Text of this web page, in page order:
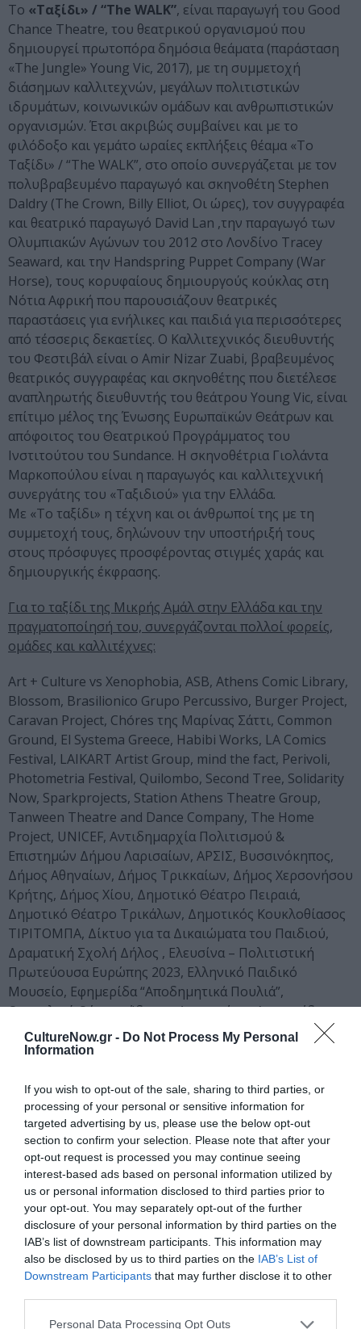
CultureNow.gr - Do Not Process My Personal
Information
If you wish to opt-out of the sale, sharing to third parties, or
processing of your personal or sensitive information for
targeted advertising by us, please use the below opt-out
section to confirm your selection. Please note that after your
opt-out request is processed you may continue seeing
interest-based ads based on personal information utilized by
us or personal information disclosed to third parties prior to
your opt-out. You may separately opt-out of the further
disclosure of your personal information by third parties on the
IAB’s list of downstream participants. This information may
also be disclosed by us to third parties on the IAB’s List of
Downstream Participants that may further disclose it to other
Personal Data Processing Opt Outs
Το «Ταξίδι» / “Τhe WALK”, είναι παραγωγή του Good
Chance Theatre, του θεατρικού οργανισμού που
δημιουργεί πρωτοπόρα δημόσια θεάματα (παράσταση
«The Jungle» Young Vic, 2017), με τη συμμετοχή
διάσημων καλλιτεχνών, μεγάλων πολιτιστικών
ιδρυμάτων, κοινωνικών ομάδων και ανθρωπιστικών
οργανισμών. Έτσι ακριβώς συμβαίνει και με το
φιλόδοξο και γεμάτο ωραίες εκπλήξεις θέαμα «Το
Ταξίδι» / “Τhe WALK”, στο οποίο συνεργάζεται με τoν
πολυβραβευμένο παραγωγό και σκηνοθέτη Stephen
Daldry (Τhe Crown, Billy Elliot, Οι ώρες), τoν συγγραφέα
και θεατρικό παραγωγό David Lan ,την παραγωγό των
Ολυμπιακών Αγώνων του 2012 στο Λονδίνο Tracey
Seaward, και την Handspring Puppet Company (War
Horse), τους κορυφαίους δημιουργούς κούκλας στη
Νότια Αφρική που παρουσιάζουν θεατρικές
παραστάσεις για ενήλικες και παιδιά για περισσότερες
από τέσσερις δεκαετίες. Ο Καλλιτεχνικός διευθυντής
του Φεστιβάλ είναι ο Αmir Nizar Zuabi, βραβευμένος
θεατρικός συγγραφέας και σκηνοθέτης που διετέλεσε
αναπληρωτής διευθυντής του θεάτρου Young Vic, είναι
επίτιμο μέλος της Ένωσης Ευρωπαϊκών Θεάτρων και
απόφοιτος του Θεατρικού Προγράμματος του
Ινστιτούτου του Sundance. Η σκηνοθέτρια Γιολάντα
Μαρκοπούλου είναι η παραγωγός και καλλιτεχνική
συνεργάτης του «Ταξιδιού» για την Ελλάδα.
Με «Το ταξίδι» η τέχνη και οι άνθρωποί της με τη
συμμετοχή τους, δηλώνουν την υποστήριξή τους
στους πρόσφυγες προσφέροντας στιγμές χαράς και
δημιουργικής έκφρασης.
Για το ταξίδι της Μικρής Αμάλ στην Ελλάδα και την
πραγματοποίησή του, συνεργάζονται πολλοί φορείς,
ομάδες και καλλιτέχνες:
Art + Culture vs Xenophobia, ASB, Athens Comic Library,
Blossom, Brasilionico Grupo Percussivo, Burger Project,
Caravan Project, Chóres της Μαρίνας Σάττι, Common
Ground, El Systema Greece, Habibi Works, LA Comics
Festival, LAIKART Artist Group, mind the fact, Perivoli,
Photometria Festival, Quilombo, Second Tree, Solidarity
Now, Sparkprojects, Station Athens Theatre Group,
Tanween Theatre and Dance Company, The Home
Project, UNICEF, Αντιδημαρχία Πολιτισμού &
Επιστημών Δήμου Λαρισαίων, ΑΡΣΙΣ, Βυσσινόκηπος,
Δήμος Αθηναίων, Δήμος Τρικκαίων, Δήμος Χερσονήσου
Κρήτης, Δήμος Χίου, Δημοτικό Θέατρο Πειραιά,
Δημοτικό Θέατρο Τρικάλων, Δημοτικός Κουκλοθίασος
ΤΙΡΙΤΟΜΠΑ, Δίκτυο για τα Δικαιώματα του Παιδιού,
Δραματική Σχολή Δήλος , Ελευσίνα – Πολιτιστική
Πρωτεύουσα Ευρώπης 2023, Ελληνικό Παιδικό
Μουσείο, Εφημερίδα “Αποδημητικά Πουλιά”,
Θεσσαλικό Θέατρο, Ίδρυμα Αικατερίνης Λασκαρίδη,
Καλλιτεχνικό Δίκτυο Παραστατικών Τεχνών
Κινητήρας, Κέντρο Νέων Ηπείρου, Κινηματογραφική
Μεταναστών Πειραιά, Μέλισσα: Δίκτυο Μεταναστριών
στην Ελλάδα, ΜΚΟ ΑΜΑΚΑ, ΜΚΟ METAδραση, Μουσείο
Αργυροτεχνίας, Μουσείο Κούκλας, Μουσείο Τσιτσάνη,
Μουσικό Σχολείο Χίου, Μουσικό Φεστιβάλ Χίου,
Μουσικό σχήμα Alenti’, Μπιενάλε Δυτικών Βαλκανίων
(BOWB), Ομάδα Κουκλοθεάτρου “Αντράλα”, Ομάδα
Grasshopper Youth, Παιδικά Χωριά SOS Ελλάδος,
Πανελλήνιο Δίκτυο για το Θέατρο στην Εκπαίδευση,
Πανεπιστήμιο Θεσσαλίας -Παιδαγωγικό Τμήμα
Προσχολικής Εκπαίδευσης, Πνευματικό Κέντρο Δήμου
Ιωαννιτών, Πολυφωνικό Σύνολο Anassa, Πράσσειν
Άλογα, Πρόγραμμα «Κι αν ήσουν εσύ» – Πανελλήνιο
Δίκτυο για το Θέατρο στην Εκπαίδευση σε συνεργασία